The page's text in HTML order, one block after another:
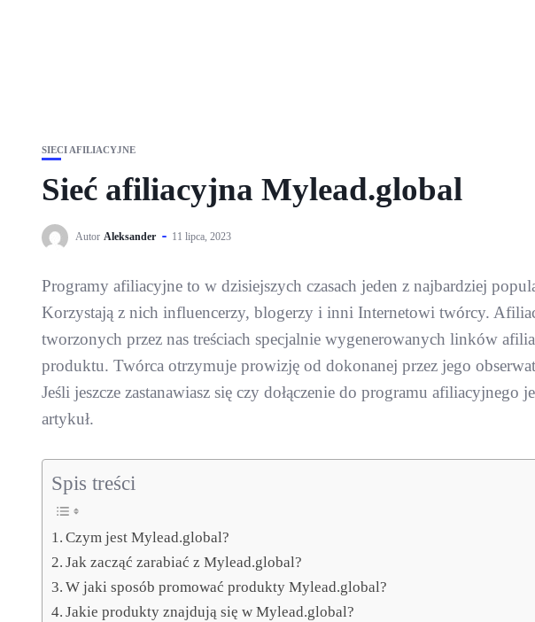
SIECI AFILIACYJNE
Sieć afiliacyjna Mylead.global
Autor Aleksander 11 lipca, 2023
Programy afiliacyjne to w dzisiejszych czasach jeden z najbardziej
Korzystają z nich influencerzy, blogerzy i inni Internetowi twórcy.
tworzonych przez nas treściach specjalnie wygenerowanych linków
produktu. Twórca otrzymuje prowizję od dokonanej przez jego
Jeśli jeszcze zastanawiasz się czy dołączenie do programu afiliacyjnego
artykuł.
Spis treści
Czym jest Mylead.global?
Jak zacząć zarabiać z Mylead.global?
W jaki sposób promować produkty Mylead.global?
Jakie produkty znajdują się w Mylead.global?